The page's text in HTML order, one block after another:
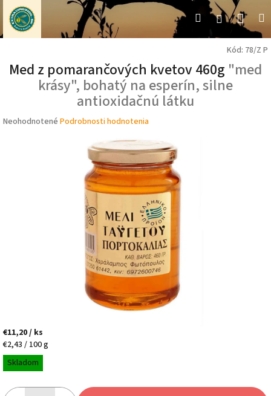
Prejsť
obsah
HľadaťPrihlásenie
Kód: 78/Z P
Med z pomarančových kvetov 460g "med
krásy", bohatý na esperín, silne
antioxidačnú látku
Priemerné
Neohodnotené Podrobnosti hodnotenia
€11,20/ ks
Jednotková
cena:
€2,43 / 100 g
Skladom